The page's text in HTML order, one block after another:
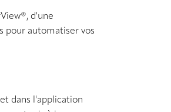
d'une
pour automatiser vos
dans l'application